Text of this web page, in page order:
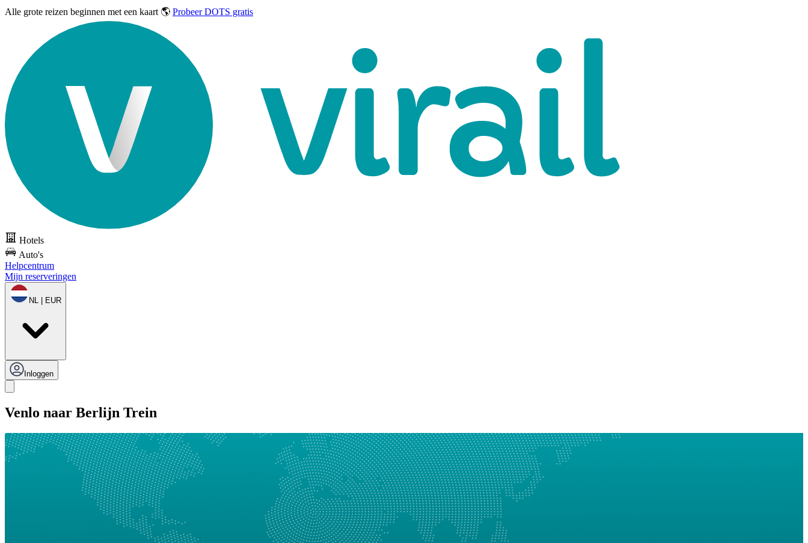
Alle grote reizen beginnen met een kaart 🌎 Probeer DOTS gratis
Hotels
Auto's
Helpcentrum
Mijn reserveringen
NL | EUR
Inloggen
Venlo naar Berlijn Trein